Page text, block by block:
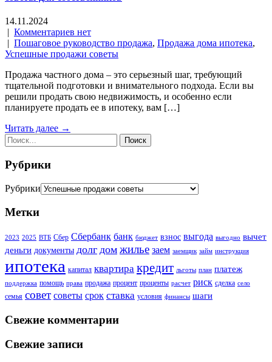
14.11.2024
| Комментариев нет
| Пошаговое руководство продажа, Продажа дома ипотека,
Успешные продажи советы
Продажа частного дома – это серьезный шаг, требующий
тщательной подготовки и внимательного подхода. Если вы
решили продать свою недвижимость, и особенно если
планируете продать ее в ипотеку, вам […]
Читать далее →
Рубрики
Рубрики
Метки
2023 2025 ВТБ Сбер Сбербанк банк бюджет взнос выгода выгодно вычет
деньги документы долг дом жилье заем заемщик займ инструкция
ипотека капитал квартира кредит льготы план платеж
поддержка помощь права продажа процент проценты расчет риск сделка село
семья совет советы срок ставка условия финансы шаги
Свежие комментарии
Свежие записи